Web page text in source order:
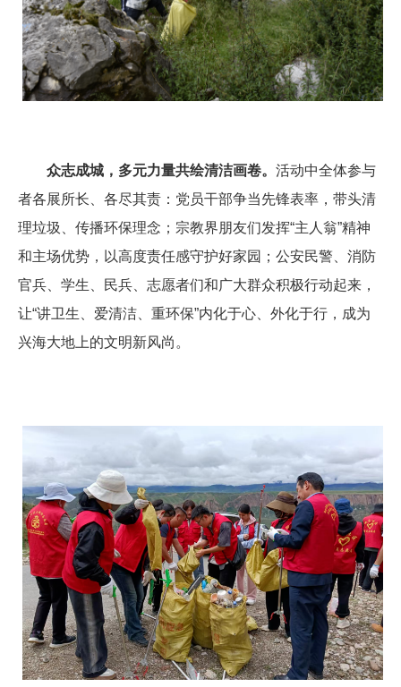
众志成城，多元力量共绘清洁画卷。 活动中全体参与
者各展所长、各尽其责：党员干部争当先锋表率，带头清
理垃圾、传播环保理念；宗教界朋友们发挥“主人翁”精神
和主场优势，以高度责任感守护好家园；公安民警、消防
官兵、学生、民兵、志愿者们和广大群众积极行动起来，
让“讲卫生、爱清洁、重环保”内化于心、外化于行，成为
兴海大地上的文明新风尚。